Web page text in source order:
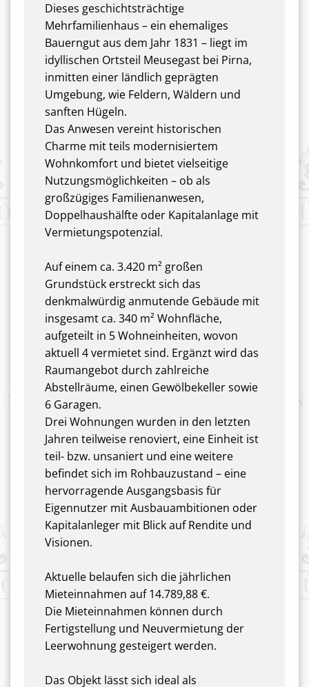
Dieses geschichtsträchtige
Mehrfamilienhaus – ein ehemaliges
Bauerngut aus dem Jahr 1831 – liegt im
idyllischen Ortsteil Meusegast bei Pirna,
inmitten einer ländlich geprägten
Umgebung, wie Feldern, Wäldern und
sanften Hügeln.
Das Anwesen vereint historischen
Charme mit teils modernisiertem
Wohnkomfort und bietet vielseitige
Nutzungsmöglichkeiten – ob als
großzügiges Familienanwesen,
Doppelhaushälfte oder Kapitalanlage mit
Vermietungspotenzial.
Auf einem ca. 3.420 m² großen
Grundstück erstreckt sich das
denkmalwürdig anmutende Gebäude mit
insgesamt ca. 340 m² Wohnfläche,
aufgeteilt in 5 Wohneinheiten, wovon
aktuell 4 vermietet sind. Ergänzt wird das
Raumangebot durch zahlreiche
Abstellräume, einen Gewölbekeller sowie
6 Garagen.
Drei Wohnungen wurden in den letzten
Jahren teilweise renoviert, eine Einheit ist
teil- bzw. unsaniert und eine weitere
befindet sich im Rohbauzustand – eine
hervorragende Ausgangsbasis für
Eigennutzer mit Ausbauambitionen oder
Kapitalanleger mit Blick auf Rendite und
Visionen.
Aktuelle belaufen sich die jährlichen
Mieteinnahmen auf 14.789,88 €.
Die Mieteinnahmen können durch
Fertigstellung und Neuvermietung der
Leerwohnung gesteigert werden.
Das Objekt lässt sich ideal als